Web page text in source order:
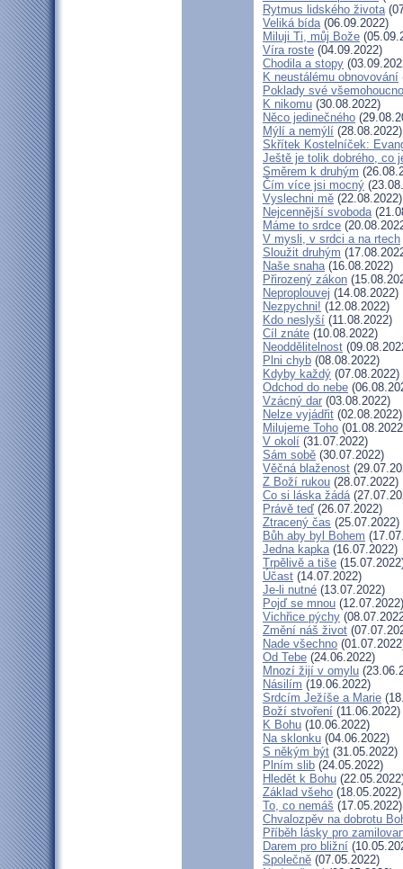
Rytmus lidského života
Veliká bída(06.09.2022)
Miluji Ti, můj Bože
Víra roste (04.09.2022)
Chodila a stopy
K neustálému obnovování
Poklady své
K nikomu (30.08.2022)
Něco jedinečného
Mýlí a nemýlí (28.08.2022)
Skřítek Kostelníček:
Ještě je tolik dobrého, co
Směrem k druhým
Čím více jsi mocný
Vyslechni mě (22.08.2022)
Nejcennější svoboda
Máme to srdce
V mysli, v srdci a na rtech
Sloužit druhým
Naše snaha(16.08.2022)
Přirozený zákon
Neproplouvej (14.08.2022)
Nezpychni! (12.08.2022)
Kdo neslyší (11.08.2022)
Cíl znáte (10.08.2022)
Neoddělitelnost
Plni chyb (08.08.2022)
Kdyby každý (07.08.2022)
Odchod do nebe
Vzácný dar (03.08.2022)
Nelze vyjádřit (02.08.2022)
Milujeme Toho
V okolí (31.07.2022)
Sám sobě (30.07.2022)
Věčná blaženost
Z Boží rukou (28.07.2022)
Co si láska žádá
Právě teď (26.07.2022)
Ztracený čas (25.07.2022)
Bůh aby byl Bohem
Jedna kapka(16.07.2022)
Trpělivě a tiše
Účast (14.07.2022)
Je-li nutné (13.07.2022)
Pojď se mnou (12.07.2022)
Vichřice pýchy
Změní náš život
Nade všechno
Od Tebe (24.06.2022)
Mnozí žijí v omylu
Násilím (19.06.2022)
Srdcím Ježíše a Marie
Boží stvoření (11.06.2022)
K Bohu (10.06.2022)
Na sklonku (04.06.2022)
S někým být (31.05.2022)
Plním slib (24.05.2022)
Hledět k Bohu
Základ všeho (18.05.2022)
To, co nemáš (17.05.2022)
Chvalozpěv na dobrotu
Příběh lásky pro
Darem pro bližní
Společně (07.05.2022)